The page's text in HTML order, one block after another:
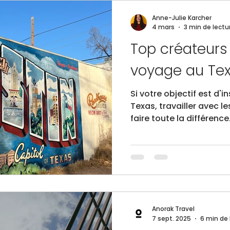
Top
voyage au
Si votre objectif est
Texas, travailler avec
faire toute la
avides de voyages,
de longues vacances
influençant les choix
matière de
Anne-Julie Karcher
4 mars
3 min de
Anorak Travel
7 sept. 2025
6 min de